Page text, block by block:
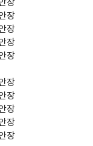
장
장
장
장
장
장
장
장
장